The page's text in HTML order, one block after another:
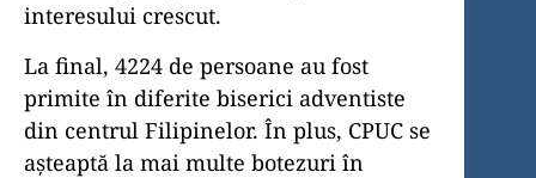
interesului crescut.
La final, 4224 de persoane au fost
primite în diferite biserici adventiste
din centrul Filipinelor. În plus, CPUC se
așteaptă la mai multe botezuri în